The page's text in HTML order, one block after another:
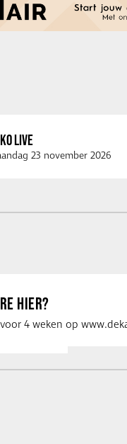
LIVE
23 november 2026
HIER?